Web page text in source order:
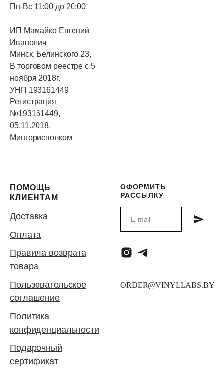
Пн-Вс 11:00 до 20:00
ИП Мамайко Евгений
Иванович
Минск, Белинского 23,
В торговом реестре с 5
ноября 2018г.
УНП 193161449
Регистрация
№193161449,
05.11.2018,
Мингорисполком
ПОМОЩЬ
КЛИЕНТАМ
Доставка
Оплата
Правила возврата
товара
Пользовательское
соглашение
Политика
конфиденциальности
Подарочный
сертификат
ОФОРМИТЬ
РАССЫЛКУ